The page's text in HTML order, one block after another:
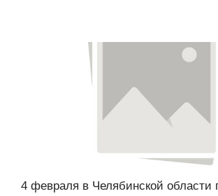
4 февраля в Челябинской области